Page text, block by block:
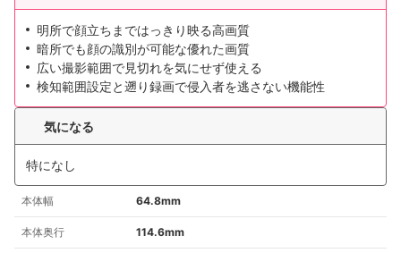
明所で顔立ちまではっきり映る高画質
暗所でも顔の識別が可能な優れた画質
広い撮影範囲で見切れを気にせず使える
検知範囲設定と遡り録画で侵入者を逃さない機能性
気になる
特になし
本体幅 64.8mm
本体奥行 114.6mm